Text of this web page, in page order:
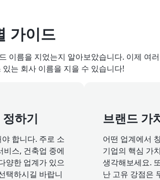
가이드
이름을 지었는지 알아보았습니다. 이제 여
는 회사 이름을 지을 수 있습니다!
하기
합니다. 주로 소
비스, 건축업 중에
양한 업계가 있으
택하시길 바랍니
브랜드 가
어떤 업계에서
기업의 핵심 가
생각해보세요.
난 고유 강점은